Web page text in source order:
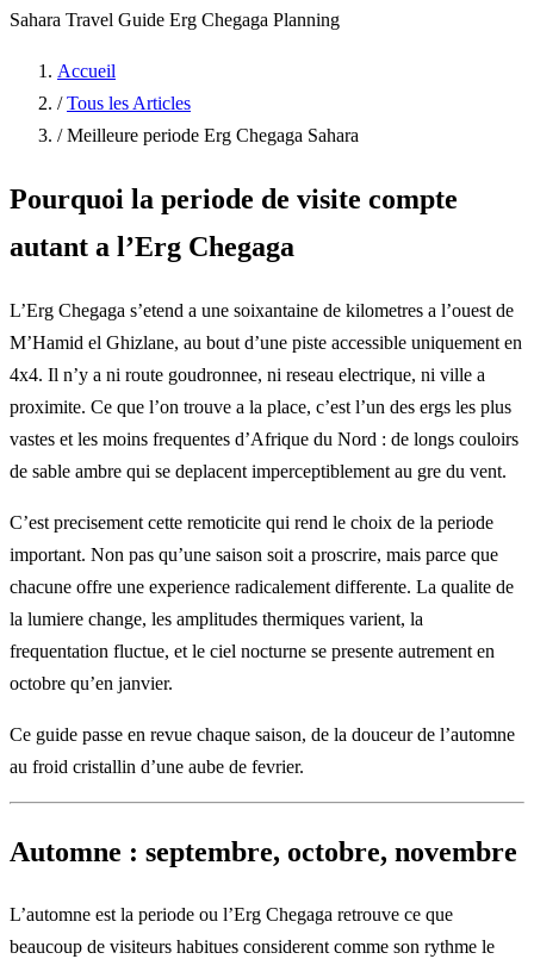
Sahara Travel Guide Erg Chegaga Planning
Accueil
/ Tous les Articles
/ Meilleure periode Erg Chegaga Sahara
Pourquoi la periode de visite compte
autant a l’Erg Chegaga
L’Erg Chegaga s’etend a une soixantaine de kilometres a l’ouest de
M’Hamid el Ghizlane, au bout d’une piste accessible uniquement en
4x4. Il n’y a ni route goudronnee, ni reseau electrique, ni ville a
proximite. Ce que l’on trouve a la place, c’est l’un des ergs les plus
vastes et les moins frequentes d’Afrique du Nord : de longs couloirs
de sable ambr­e qui se deplacent imperceptiblement au gre du vent.
C’est precisement cette remoticite qui rend le choix de la periode
important. Non pas qu’une saison soit a proscrire, mais parce que
chacune offre une experience radicalement differente. La qualite de
la lumiere change, les amplitudes thermiques varient, la
frequentation fluctue, et le ciel nocturne se presente autrement en
octobre qu’en janvier.
Ce guide passe en revue chaque saison, de la douceur de l’automne
au froid cristallin d’une aube de fevrier.
Automne : septembre, octobre, novembre
L’automne est la periode ou l’Erg Chegaga retrouve ce que
beaucoup de visiteurs habitues considerent comme son rythme le